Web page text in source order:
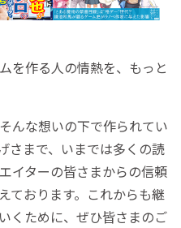
を作る人の情熱を、もっと
んな想いの下で作られてい
さまで、いまでは多くの読
イターの皆さまからの信頼
ております。これからも継
くために、ぜひ皆さまのご